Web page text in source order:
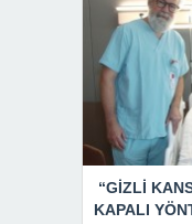
“GİZLİ
KAPALI